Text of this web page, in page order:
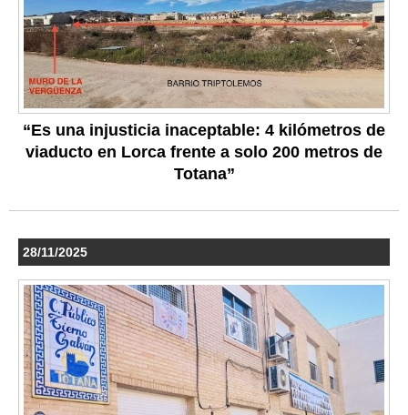
“Es una injusticia inaceptable: 4 kilómetros de
viaducto en Lorca frente a solo 200 metros de
Totana”
28/11/2025